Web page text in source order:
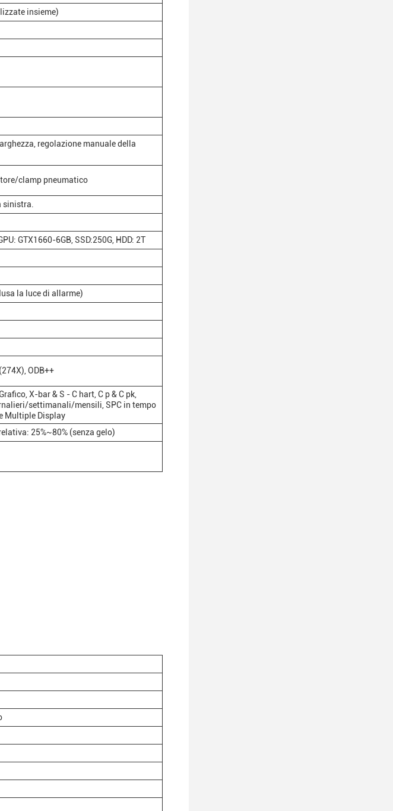
insieme)
regolazione manuale della
clamp pneumatico
sinistra.
GTX1660-6GB, SSD:250G, HDD: 2T
la luce di allarme)
ODB++
X-bar & S - C hart, C p & C pk,
settimanali/mensili, SPC in tempo
Multiple Display
25%~80% (senza gelo)